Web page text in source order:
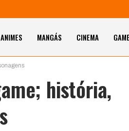
ANIMES MANGÁS CINEMA
história,